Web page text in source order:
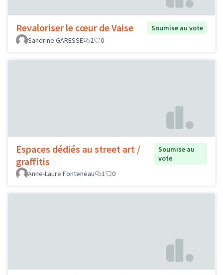
Revaloriser le cœur de Vaise
Soumise au vote
Sandrine GARESSE
2 0
Espaces dédiés au street art /
graffitis
Soumise au
vote
Anne-Laure Fonteneau
1 0